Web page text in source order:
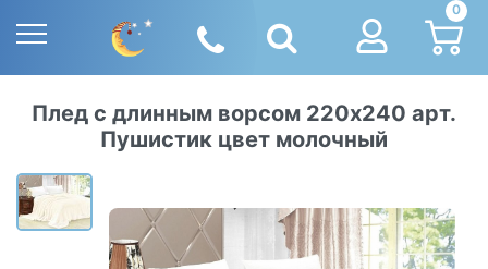
0
Плед с длинным ворсом 220х240 арт.
Пушистик цвет молочный